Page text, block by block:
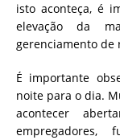
isto aconteça, é
elevação da
gerenciamento de
É importante
noite para o dia.
acontecer
empregadores,